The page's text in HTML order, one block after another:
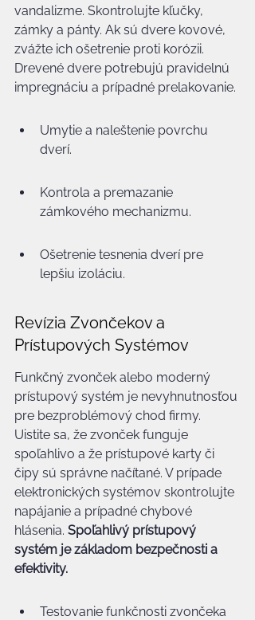
vandalizme. Skontrolujte kľučky,
zámky a pánty. Ak sú dvere kovové,
zvážte ich ošetrenie proti korózii.
Drevené dvere potrebujú pravidelnú
impregnáciu a prípadné prelakovanie.
Umytie a naleštenie povrchu
dverí.
Kontrola a premazanie
zámkového mechanizmu.
Ošetrenie tesnenia dverí pre
lepšiu izoláciu.
Revízia Zvončekov a
Prístupových Systémov
Funkčný zvonček alebo moderný
prístupový systém je nevyhnutnosťou
pre bezproblémový chod firmy.
Uistite sa, že zvonček funguje
spoľahlivo a že prístupové karty či
čipy sú správne načítané. V prípade
elektronických systémov skontrolujte
napájanie a prípadné chybové
hlásenia. Spoľahlivý prístupový
systém je základom bezpečnosti a
efektivity.
Testovanie funkčnosti zvončeka